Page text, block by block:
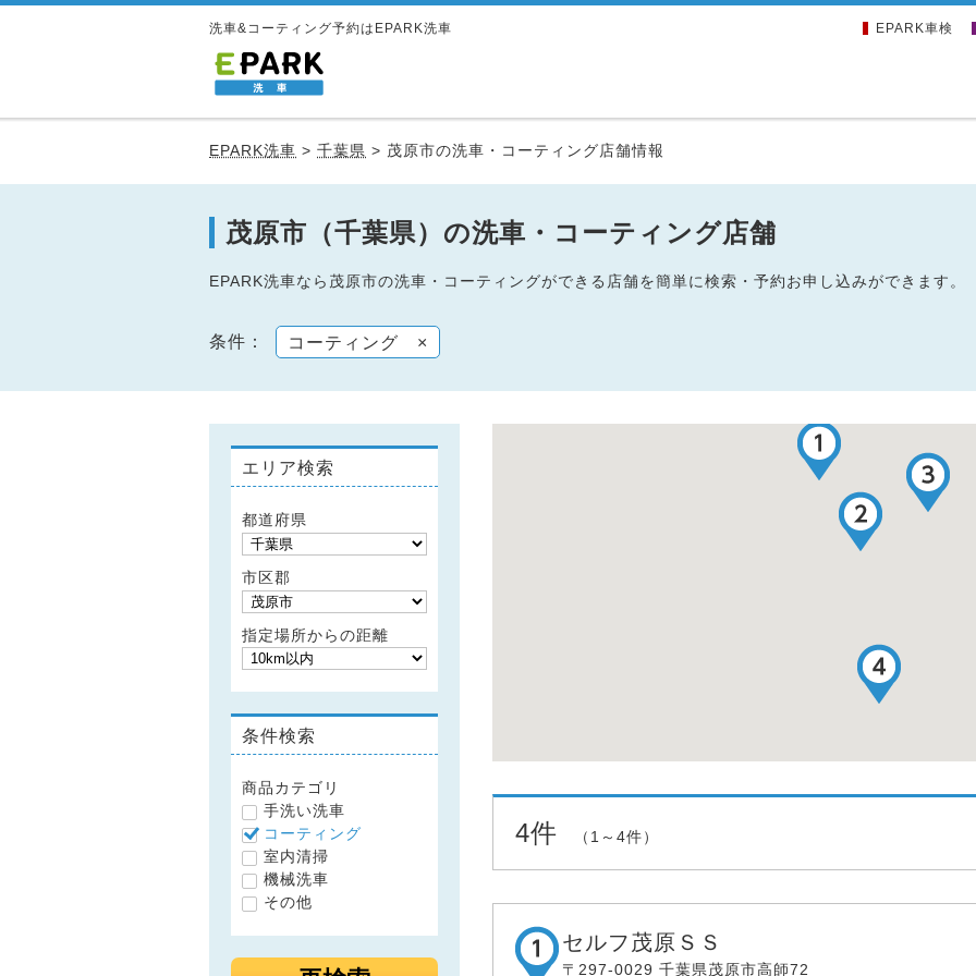
洗車&コーティング予約はEPARK洗車 EPARK車検
EPARK洗車 > 千葉県 > 茂原市の洗車・コーティング店舗情報
茂原市（千葉県）の洗車・コーティング店舗
EPARK洗車なら茂原市の洗車・コーティングができる店舗を簡単に検索・予約お申し込みができます。
条件： コーティング ×
エリア検索
都道府県
市区郡
指定場所からの距離
条件検索
商品カテゴリ
手洗い洗車
コーティング
室内清掃
機械洗車
その他
4件 （1～4件）
セルフ茂原ＳＳ
〒297-0029 千葉県茂原市高師72